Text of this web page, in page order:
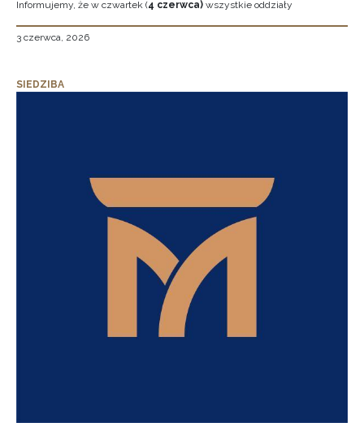
Informujemy, że w czwartek (4 czerwca) wszystkie oddziały
3 czerwca, 2026
SIEDZIBA